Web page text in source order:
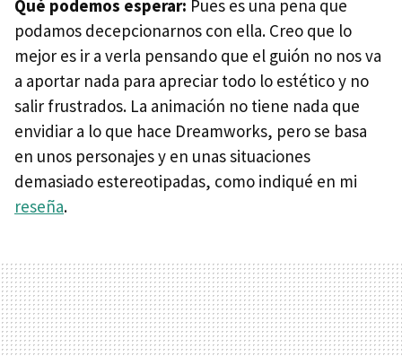
Qué podemos esperar: Pues es una pena que
podamos decepcionarnos con ella. Creo que lo
mejor es ir a verla pensando que el guión no nos va
a aportar nada para apreciar todo lo estético y no
salir frustrados. La animación no tiene nada que
envidiar a lo que hace Dreamworks, pero se basa
en unos personajes y en unas situaciones
demasiado estereotipadas, como indiqué en mi
reseña.